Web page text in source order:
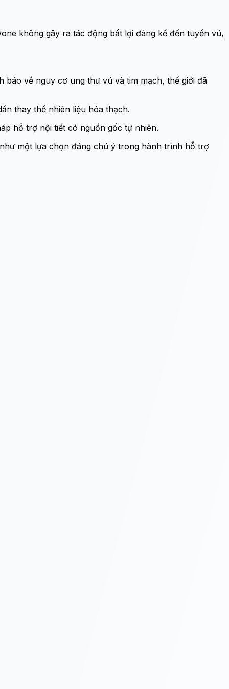
không gây ra tác động bất lợi đáng kể đến tuyến vú,
báo về nguy cơ ung thư vú và tim mạch, thế giới đã
thay thế nhiên liệu hóa thạch.
hỗ trợ nội tiết có nguồn gốc tự nhiên.
một lựa chọn đáng chú ý trong hành trình hỗ trợ